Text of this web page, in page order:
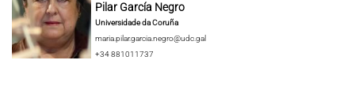
Pilar García Negro
Universidade da Coruña
maria.pilar.garcia.negro@udc.gal
+34 881011737